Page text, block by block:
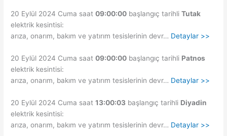
20 Eylül 2024 Cuma saat09:00:00 başlangıç tarihliTutak
elektrik kesintisi:
arıza, onarım, bakım ve yatırım tesislerinin devr… Detaylar >>
20 Eylül 2024 Cuma saat09:00:00 başlangıç tarihli Patnos
elektrik kesintisi:
arıza, onarım, bakım ve yatırım tesislerinin devr… Detaylar >>
20 Eylül 2024 Cuma saat13:00:03 başlangıç tarihli Diyadin
elektrik kesintisi:
arıza, onarım, bakım ve yatırım tesislerinin devr… Detaylar >>